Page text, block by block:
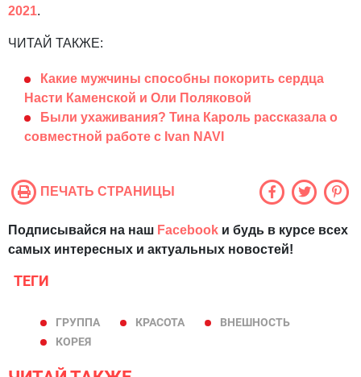
2021.
ЧИТАЙ ТАКЖЕ:
Какие мужчины способны покорить сердца
Насти Каменской и Оли Поляковой
Были ухаживания? Тина Кароль рассказала о
совместной работе с Ivan NAVI
ПЕЧАТЬ СТРАНИЦЫ
Подписывайся на наш Facebook и будь в курсе всех
самых интересных и актуальных новостей!
ТЕГИ
ГРУППА КРАСОТА
ВНЕШНОСТЬ
КОРЕЯ